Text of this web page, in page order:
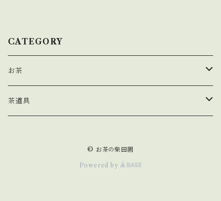
CATEGORY
お茶
玉露
茶道具
© お茶の柴田園
Powered by